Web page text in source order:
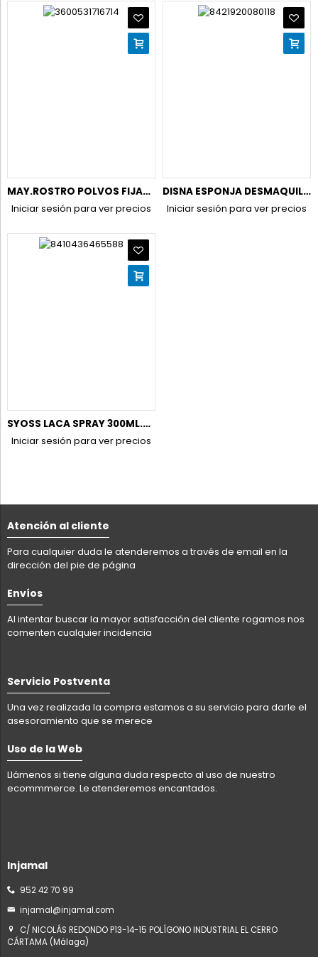
MAY.ROSTRO POLVOS FIJADORES COMPACTOS FIT ME 02 PINK ROSE
Iniciar sesión para ver precios
DISNA ESPONJA DESMAQUILLAR DUPLO 2UND.VA-ED
Iniciar sesión para ver precios
SYOSS LACA SPRAY 300ML.VOLUMEN LIFT (FIJ.4).
Iniciar sesión para ver precios
Atención al cliente
Para cualquier duda le atenderemos a través de email en la
dirección del pie de página
Envíos
Al intentar buscar la mayor satisfacción del cliente rogamos nos
comenten cualquier incidencia
Servicio Postventa
Una vez realizada la compra estamos a su servicio para darle el
asesoramiento que se merece
Uso de la Web
Llámenos si tiene alguna duda respecto al uso de nuestro
ecommmerce. Le atenderemos encantados.
Injamal
952 42 70 99
injamal@injamal.com
C/ NICOLÁS REDONDO P13-14-15 POLÍGONO INDUSTRIAL EL CERRO
CÁRTAMA (Málaga)